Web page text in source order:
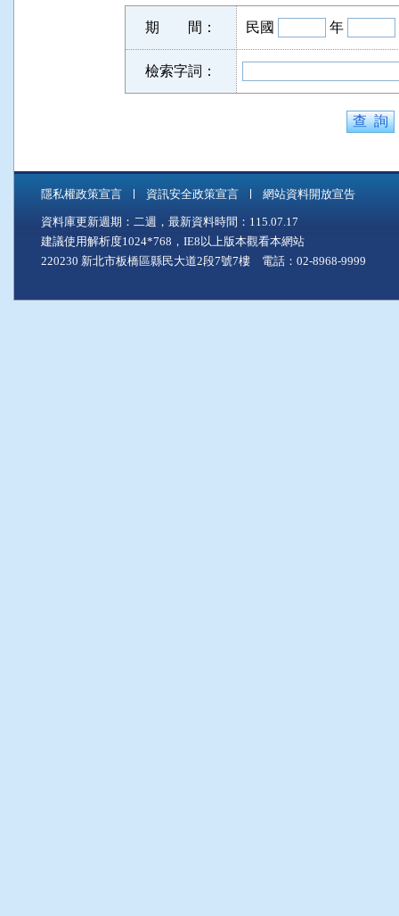
期 間： 民國 年
檢索字詞：
隱私權政策宣言 資訊安全政策宣言 網站資料開放宣告
資料庫更新週期：二週，最新資料時間：115.07.17
建議使用解析度1024*768，IE8以上版本觀看本網站
220230 新北市板橋區縣民大道2段7號7樓 電話：02-8968-9999